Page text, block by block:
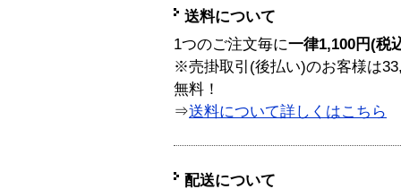
送料について
1つのご注文毎に一律1,100円(税
※売掛取引(後払い)のお客様は
無料！
⇒送料について詳しくはこちら
配送について